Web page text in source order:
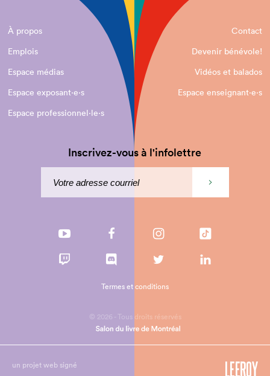
À propos
Contact
Emplois
Devenir bénévole!
Espace médias
Vidéos et balados
Espace exposant·e⋅s
Espace enseignant·e⋅s
Espace professionnel·le⋅s
Inscrivez-vous à l'infolettre
© 2026 - Tous droits réservés
Termes et conditions
un projet web signé